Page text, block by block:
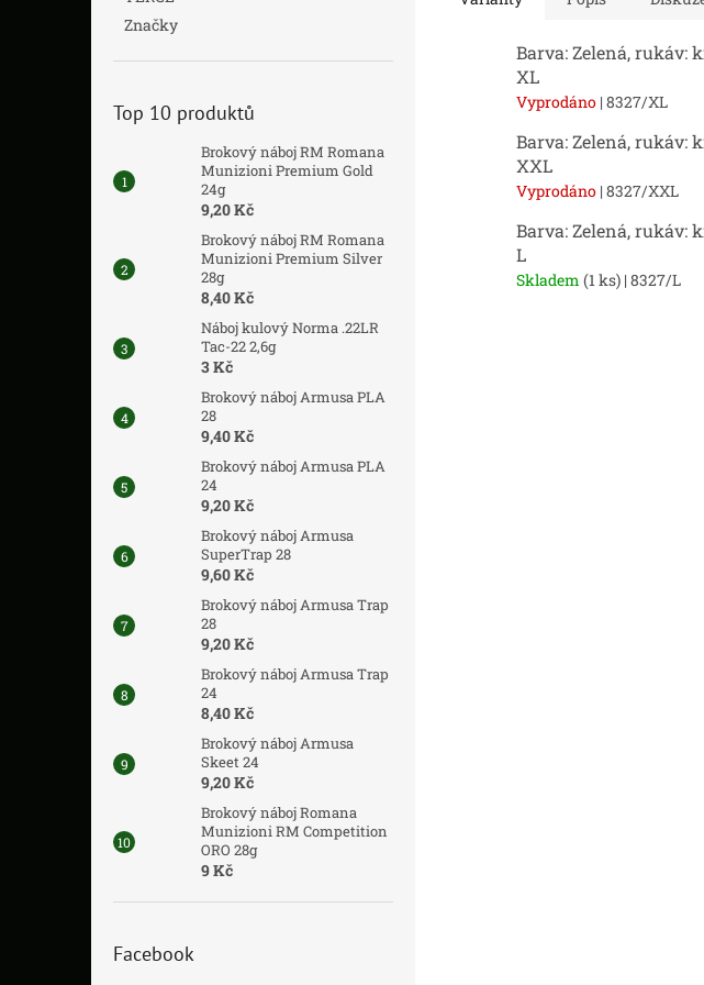
Značky
Top 10 produktů
Brokový náboj RM Romana
Munizioni Premium Gold
24g
9,20 Kč
Brokový náboj RM Romana
Munizioni Premium Silver
28g
8,40 Kč
Náboj kulový Norma .22LR
Tac-22 2,6g
3 Kč
Brokový náboj Armusa PLA
28
9,40 Kč
Brokový náboj Armusa PLA
24
9,20 Kč
Brokový náboj Armusa
SuperTrap 28
9,60 Kč
Brokový náboj Armusa Trap
28
9,20 Kč
Brokový náboj Armusa Trap
24
8,40 Kč
Brokový náboj Armusa
Skeet 24
9,20 Kč
Brokový náboj Romana
Munizioni RM Competition
ORO 28g
9 Kč
Facebook
Barva: Zelená, rukáv:
XL
Vyprodáno | 8327/XL
Barva: Zelená, rukáv:
XXL
Vyprodáno | 8327/XXL
Barva: Zelená, rukáv:
L
Skladem (1 ks) | 8327/L